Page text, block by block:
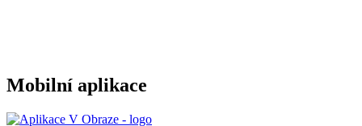
Mobilní aplikace